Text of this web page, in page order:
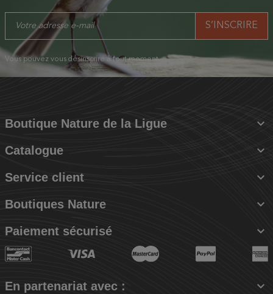
Vous pouvez vous désinscrire à tout moment.
Boutique Nature de la Ligue 
Catalogue 
Service client 
Boutiques Nature 
Paiement sécurisé 
En partenariat avec : 